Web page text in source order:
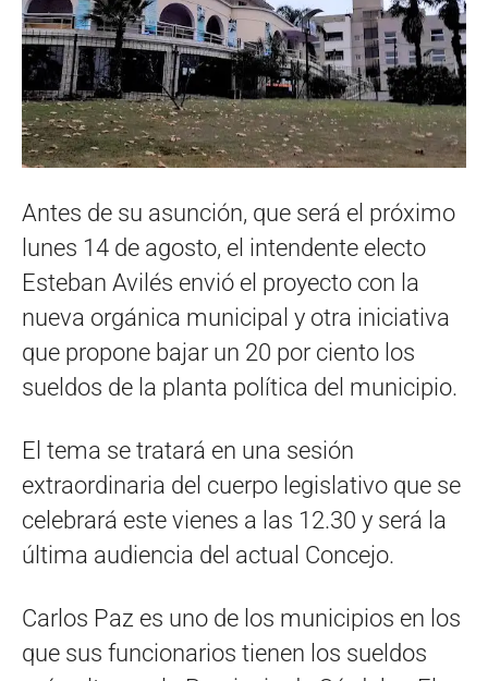
Antes de su asunción, que será el próximo
lunes 14 de agosto, el intendente electo
Esteban Avilés envió el proyecto con la
nueva orgánica municipal y otra iniciativa
que propone bajar un 20 por ciento los
sueldos de la planta política del municipio.
El tema se tratará en una sesión
extraordinaria del cuerpo legislativo que se
celebrará este vienes a las 12.30 y será la
última audiencia del actual Concejo.
Carlos Paz es uno de los municipios en los
que sus funcionarios tienen los sueldos